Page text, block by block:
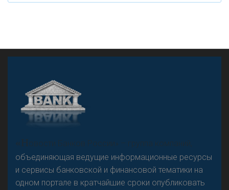
«Н
овости Банков России» – группа компаний,
объединяющая ведущие информационные ресурсы
и сервисы банковской и финансовой тематики на
одном портале в кратчайшие сроки опубликовать